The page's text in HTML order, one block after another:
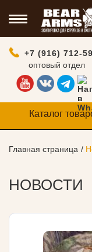
+7 (916) 712-
оптовый отдел
Каталог
Главная страница
НОВОСТИ